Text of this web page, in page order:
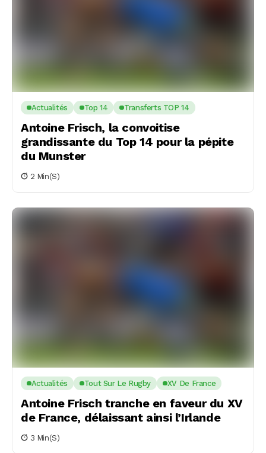
Actualités Top 14 Transferts TOP 14
Antoine Frisch, la convoitise
grandissante du Top 14 pour la pépite
du Munster
2 Min(s)
Actualités Tout Sur Le Rugby XV De France
Antoine Frisch tranche en faveur du XV
de France, délaissant ainsi l’Irlande
3 Min(s)